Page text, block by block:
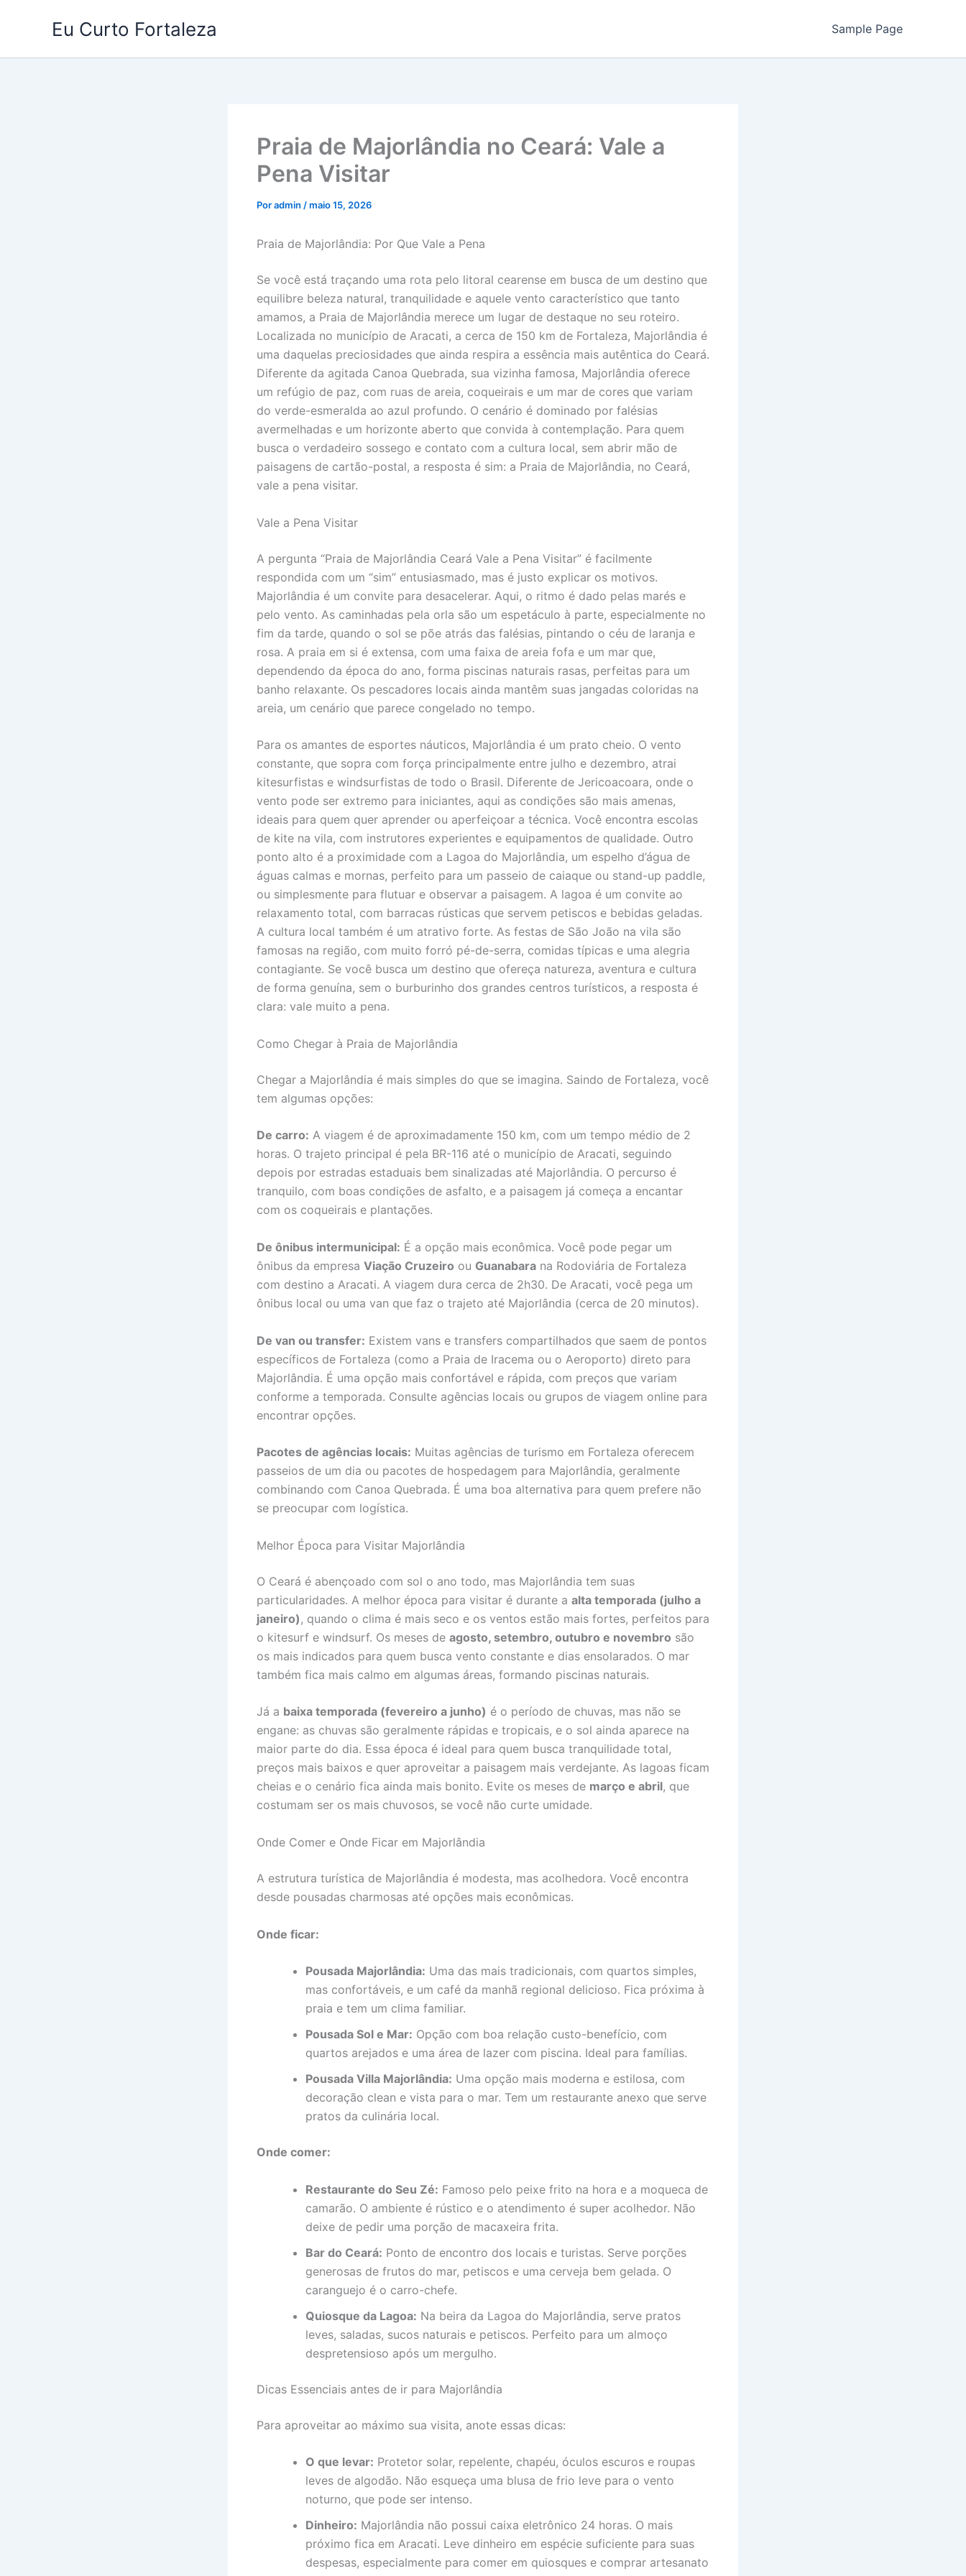
Eu Curto Fortaleza Sample Page
Praia de Majorlândia no Ceará: Vale a
Pena Visitar
Poradmin /maio 15, 2026
Praia de Majorlândia: Por Que Vale a Pena
Se você está traçando uma rota pelo litoral cearense em busca de um destino que
equilibre beleza natural, tranquilidade e aquele vento característico que tanto
amamos, a Praia de Majorlândia merece um lugar de destaque no seu roteiro.
Localizada no município de Aracati, a cerca de 150 km de Fortaleza, Majorlândia é
uma daquelas preciosidades que ainda respira a essência mais autêntica do Ceará.
Diferente da agitada Canoa Quebrada, sua vizinha famosa, Majorlândia oferece
um refúgio de paz, com ruas de areia, coqueirais e um mar de cores que variam
do verde-esmeralda ao azul profundo. O cenário é dominado por falésias
avermelhadas e um horizonte aberto que convida à contemplação. Para quem
busca o verdadeiro sossego e contato com a cultura local, sem abrir mão de
paisagens de cartão-postal, a resposta é sim: a Praia de Majorlândia, no Ceará,
vale a pena visitar.
Vale a Pena Visitar
A pergunta “Praia de Majorlândia Ceará Vale a Pena Visitar” é facilmente
respondida com um “sim” entusiasmado, mas é justo explicar os motivos.
Majorlândia é um convite para desacelerar. Aqui, o ritmo é dado pelas marés e
pelo vento. As caminhadas pela orla são um espetáculo à parte, especialmente no
fim da tarde, quando o sol se põe atrás das falésias, pintando o céu de laranja e
rosa. A praia em si é extensa, com uma faixa de areia fofa e um mar que,
dependendo da época do ano, forma piscinas naturais rasas, perfeitas para um
banho relaxante. Os pescadores locais ainda mantêm suas jangadas coloridas na
areia, um cenário que parece congelado no tempo.
Para os amantes de esportes náuticos, Majorlândia é um prato cheio. O vento
constante, que sopra com força principalmente entre julho e dezembro, atrai
kitesurfistas e windsurfistas de todo o Brasil. Diferente de Jericoacoara, onde o
vento pode ser extremo para iniciantes, aqui as condições são mais amenas,
ideais para quem quer aprender ou aperfeiçoar a técnica. Você encontra escolas
de kite na vila, com instrutores experientes e equipamentos de qualidade. Outro
ponto alto é a proximidade com a Lagoa do Majorlândia, um espelho d’água de
águas calmas e mornas, perfeito para um passeio de caiaque ou stand-up paddle,
ou simplesmente para flutuar e observar a paisagem. A lagoa é um convite ao
relaxamento total, com barracas rústicas que servem petiscos e bebidas geladas.
A cultura local também é um atrativo forte. As festas de São João na vila são
famosas na região, com muito forró pé-de-serra, comidas típicas e uma alegria
contagiante. Se você busca um destino que ofereça natureza, aventura e cultura
de forma genuína, sem o burburinho dos grandes centros turísticos, a resposta é
clara: vale muito a pena.
Como Chegar à Praia de Majorlândia
Chegar a Majorlândia é mais simples do que se imagina. Saindo de Fortaleza, você
tem algumas opções:
De carro: A viagem é de aproximadamente 150 km, com um tempo médio de 2
horas. O trajeto principal é pela BR-116 até o município de Aracati, seguindo
depois por estradas estaduais bem sinalizadas até Majorlândia. O percurso é
tranquilo, com boas condições de asfalto, e a paisagem já começa a encantar
com os coqueirais e plantações.
De ônibus intermunicipal: É a opção mais econômica. Você pode pegar um
ônibus da empresa Viação Cruzeiro ou Guanabara na Rodoviária de Fortaleza
com destino a Aracati. A viagem dura cerca de 2h30. De Aracati, você pega um
ônibus local ou uma van que faz o trajeto até Majorlândia (cerca de 20 minutos).
De van ou transfer: Existem vans e transfers compartilhados que saem de pontos
específicos de Fortaleza (como a Praia de Iracema ou o Aeroporto) direto para
Majorlândia. É uma opção mais confortável e rápida, com preços que variam
conforme a temporada. Consulte agências locais ou grupos de viagem online para
encontrar opções.
Pacotes de agências locais: Muitas agências de turismo em Fortaleza oferecem
passeios de um dia ou pacotes de hospedagem para Majorlândia, geralmente
combinando com Canoa Quebrada. É uma boa alternativa para quem prefere não
se preocupar com logística.
Melhor Época para Visitar Majorlândia
O Ceará é abençoado com sol o ano todo, mas Majorlândia tem suas
particularidades. A melhor época para visitar é durante a alta temporada (julho a
janeiro) , quando o clima é mais seco e os ventos estão mais fortes, perfeitos para
o kitesurf e windsurf. Os meses de agosto, setembro, outubro e novembro são
os mais indicados para quem busca vento constante e dias ensolarados. O mar
também fica mais calmo em algumas áreas, formando piscinas naturais.
Já a baixa temporada (fevereiro a junho) é o período de chuvas, mas não se
engane: as chuvas são geralmente rápidas e tropicais, e o sol ainda aparece na
maior parte do dia. Essa época é ideal para quem busca tranquilidade total,
preços mais baixos e quer aproveitar a paisagem mais verdejante. As lagoas ficam
cheias e o cenário fica ainda mais bonito. Evite os meses de março e abril, que
costumam ser os mais chuvosos, se você não curte umidade.
Onde Comer e Onde Ficar em Majorlândia
A estrutura turística de Majorlândia é modesta, mas acolhedora. Você encontra
desde pousadas charmosas até opções mais econômicas.
Onde ficar:
Pousada Majorlândia: Uma das mais tradicionais, com quartos simples,
mas confortáveis, e um café da manhã regional delicioso. Fica próxima à
praia e tem um clima familiar.
Pousada Sol e Mar: Opção com boa relação custo-benefício, com
quartos arejados e uma área de lazer com piscina. Ideal para famílias.
Pousada Villa Majorlândia: Uma opção mais moderna e estilosa, com
decoração clean e vista para o mar. Tem um restaurante anexo que serve
pratos da culinária local.
Onde comer:
Restaurante do Seu Zé: Famoso pelo peixe frito na hora e a moqueca de
camarão. O ambiente é rústico e o atendimento é super acolhedor. Não
deixe de pedir uma porção de macaxeira frita.
Bar do Ceará: Ponto de encontro dos locais e turistas. Serve porções
generosas de frutos do mar, petiscos e uma cerveja bem gelada. O
caranguejo é o carro-chefe.
Quiosque da Lagoa: Na beira da Lagoa do Majorlândia, serve pratos
leves, saladas, sucos naturais e petiscos. Perfeito para um almoço
despretensioso após um mergulho.
Dicas Essenciais antes de ir para Majorlândia
Para aproveitar ao máximo sua visita, anote essas dicas:
O que levar: Protetor solar, repelente, chapéu, óculos escuros e roupas
leves de algodão. Não esqueça uma blusa de frio leve para o vento
noturno, que pode ser intenso.
Dinheiro: Majorlândia não possui caixa eletrônico 24 horas. O mais
próximo fica em Aracati. Leve dinheiro em espécie suficiente para suas
despesas, especialmente para comer em quiosques e comprar artesanato